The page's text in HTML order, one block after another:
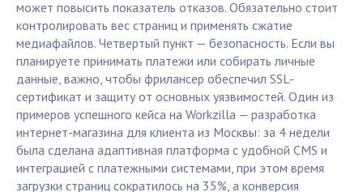
может повысить показатель отказов. Обязательно стоит
контролировать вес страниц и применять сжатие
медиафайлов. Четвертый пункт — безопасность. Если вы
планируете принимать платежи или собирать личные
данные, важно, чтобы фрилансер обеспечил SSL-
сертификат и защиту от основных уязвимостей. Один из
примеров успешного кейса на Workzilla — разработка
интернет-магазина для клиента из Москвы: за 4 недели
была сделана адаптивная платформа с удобной CMS и
интеграцией с платежными системами, при этом время
загрузки страниц сократилось на 35%, а конверсия